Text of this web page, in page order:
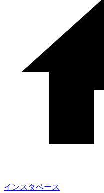
インスタベース